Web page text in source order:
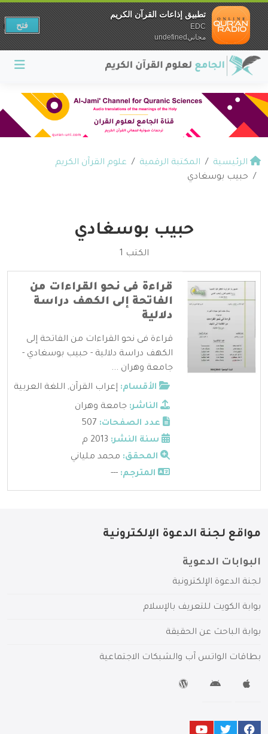
الرئيسية المكتبة الرقمية
علوم القرآن الكريم
حبيب بوسغادي
حبيب بوسغادي
الكتب 1
قراءة فى نحو القراءات من
الفاتحة إلى الكهف دراسة
دلالية
قراءة فى نحو القراءات من الفاتحة إلى
الكهف دراسة دلالية - حبيب بوسغادي -
جامعة وهران ...
الأقسام: إعراب القرآن, اللغة العربية
الناشر: جامعة وهران
عدد الصفحات:
سنة النشر:
المحقق: محمد ملياني
المترجم: ---
مواقع لجنة الدعوة الإلكترونية
البوابات الدعوية
لجنة الدعوة الإلكترونية
بوابة الكويت للتعريف بالإسلام
بوابة الباحث عن الحقيقة
بطاقات الواتس آب والشبكات الاجتماعية
تطبيق إذاعات القرآن الكريم
EDC
مجانيundefined
فتح